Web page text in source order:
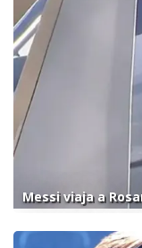
Messi viaja a